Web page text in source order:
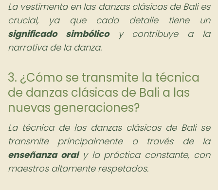
La vestimenta en las danzas clásicas de Bali es
crucial, ya que cada detalle tiene un
significado simbólicoy contribuye a la
narrativa de la danza.
3. ¿Cómo se transmite la técnica
de danzas clásicas de Bali a las
nuevas generaciones?
La técnica de las danzas clásicas de Bali se
transmite principalmente a través de la
enseñanza oraly la práctica constante, con
maestros altamente respetados.